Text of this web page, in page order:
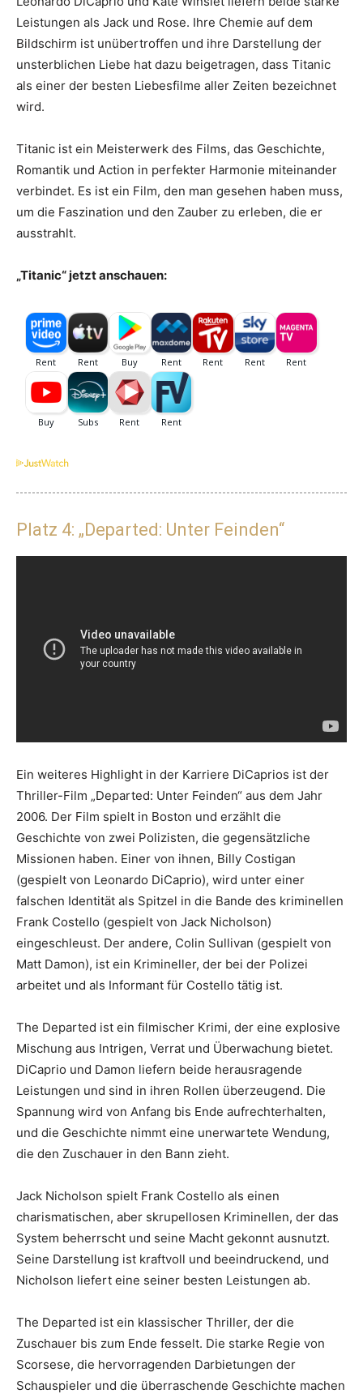
Leistungen als Jack und Rose. Ihre Chemie auf dem
Bildschirm ist unübertroffen und ihre Darstellung der
unsterblichen Liebe hat dazu beigetragen, dass Titanic
als einer der besten Liebesfilme aller Zeiten bezeichnet
wird.
Titanic ist ein Meisterwerk des Films, das Geschichte,
Romantik und Action in perfekter Harmonie miteinander
verbindet. Es ist ein Film, den man gesehen haben muss,
um die Faszination und den Zauber zu erleben, die er
ausstrahlt.
„Titanic“ jetzt anschauen:
Platz 4: „Departed: Unter Feinden“
Ein weiteres Highlight in der Karriere DiCaprios ist der
Thriller-Film „Departed: Unter Feinden“ aus dem Jahr
2006. Der Film spielt in Boston und erzählt die
Geschichte von zwei Polizisten, die gegensätzliche
Missionen haben. Einer von ihnen, Billy Costigan
(gespielt von Leonardo DiCaprio), wird unter einer
falschen Identität als Spitzel in die Bande des kriminellen
Frank Costello (gespielt von Jack Nicholson)
eingeschleust. Der andere, Colin Sullivan (gespielt von
Matt Damon), ist ein Krimineller, der bei der Polizei
arbeitet und als Informant für Costello tätig ist.
The Departed ist ein filmischer Krimi, der eine explosive
Mischung aus Intrigen, Verrat und Überwachung bietet.
DiCaprio und Damon liefern beide herausragende
Leistungen und sind in ihren Rollen überzeugend. Die
Spannung wird von Anfang bis Ende aufrechterhalten,
und die Geschichte nimmt eine unerwartete Wendung,
die den Zuschauer in den Bann zieht.
Jack Nicholson spielt Frank Costello als einen
charismatischen, aber skrupellosen Kriminellen, der das
System beherrscht und seine Macht gekonnt ausnutzt.
Seine Darstellung ist kraftvoll und beeindruckend, und
Nicholson liefert eine seiner besten Leistungen ab.
The Departed ist ein klassischer Thriller, der die
Zuschauer bis zum Ende fesselt. Die starke Regie von
Scorsese, die hervorragenden Darbietungen der
Schauspieler und die überraschende Geschichte machen